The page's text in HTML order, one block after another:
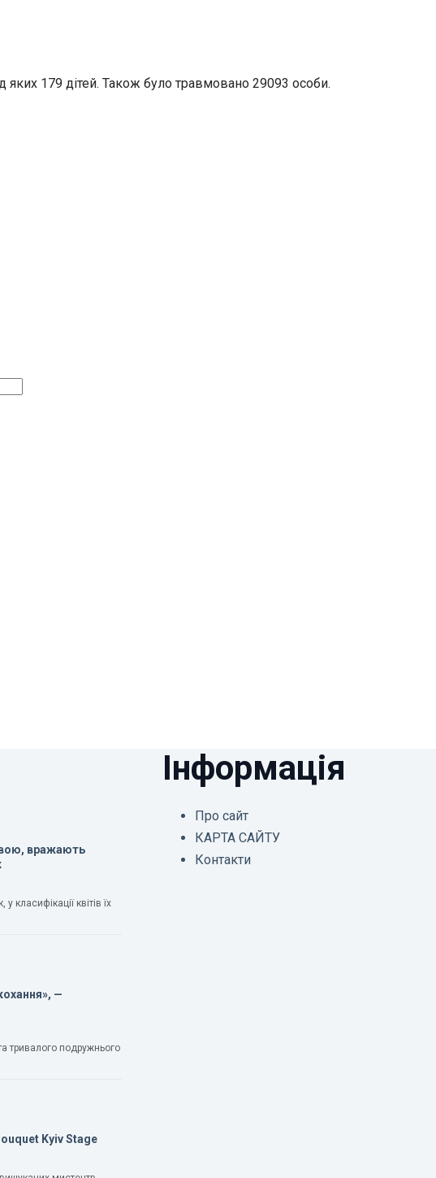
яких 179 дітей. Також було травмовано 29093 особи.
вражають
класифікації квітів їх
—
тривалого подружнього
Kyiv Stage
Інформація
Про сайт
КАРТА САЙТУ
Контакти